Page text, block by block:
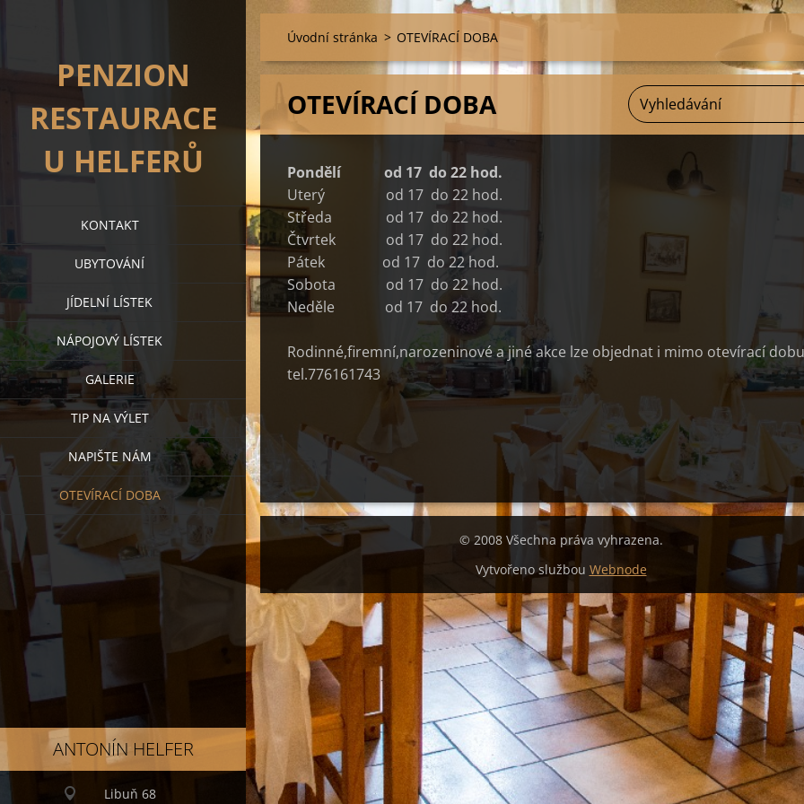
PENZION
RESTAURACE
U HELFERŮ
KONTAKT
UBYTOVÁNÍ
JÍDELNÍ LÍSTEK
NÁPOJOVÝ LÍSTEK
GALERIE
TIP NA VÝLET
NAPIŠTE NÁM
OTEVÍRACÍ DOBA
ANTONÍN HELFER
Libuň 68
Úvodní stránka > OTEVÍRACÍ DOBA
OTEVÍRACÍ DOBA
Pondělí od 17 do 22 hod.
Uterý od 17 do 22 hod.
Středa
od 17 do 22 hod.
Čtvrtek
od 17 do 22 hod.
Pátek
od 17 do 22 hod.
Sobota
od 17 do 22 hod.
Neděle od 17 do 22 hod.
Rodinné,firemní,narozeninové a jiné akce lze objednat i mimo otevírací
tel.776161743
© 2008 Všechna práva vyhrazena.
Vytvořeno službou Webnode